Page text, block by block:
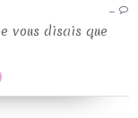
…
vous disais que